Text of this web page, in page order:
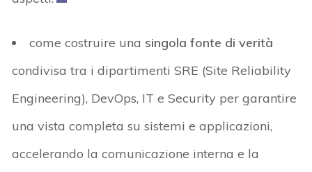
come costruire una singola fonte di verità
condivisa tra i dipartimenti SRE (Site Reliability
Engineering), DevOps, IT e Security per garantire
una vista completa su sistemi e applicazioni,
accelerando la comunicazione interna e la